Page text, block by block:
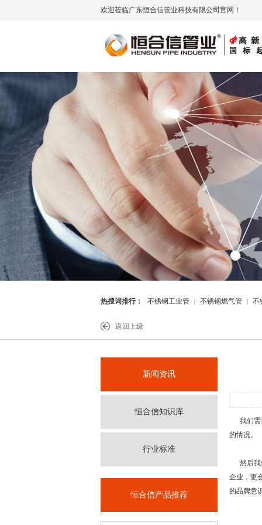
欢迎莅临广东恒合信管业科技有限公司官网！
热搜词排行： 不锈钢工业管 | 不锈钢燃气管 | 不
返回上级
新闻资讯
恒合信知识库
行业标准
恒合信产品推荐
我们需
的情况。
然后我
企业，更
的品牌意